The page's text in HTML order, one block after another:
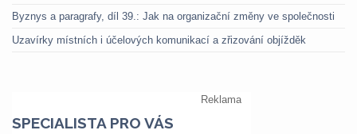
Byznys a paragrafy, díl 39.: Jak na organizační změny ve společnosti
Uzavírky místních i účelových komunikací a zřizování objížděk